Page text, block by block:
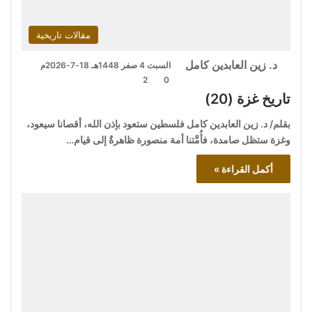
مقالات تاريخية
د. زين العابدين كامل
السبت 4 صفر 1448هـ 18-7-2026م
0
2
تاريخ غزة (20)
بقلم/ د. زين العابدين كامل فلسطين ستعود بإذن الله، أقصانا سيعود،
وغزة ستظل صامدة، فأُمَّتنا أمة منصورة ظاهرةٌ إلى قيام…
أكمل القراءة »